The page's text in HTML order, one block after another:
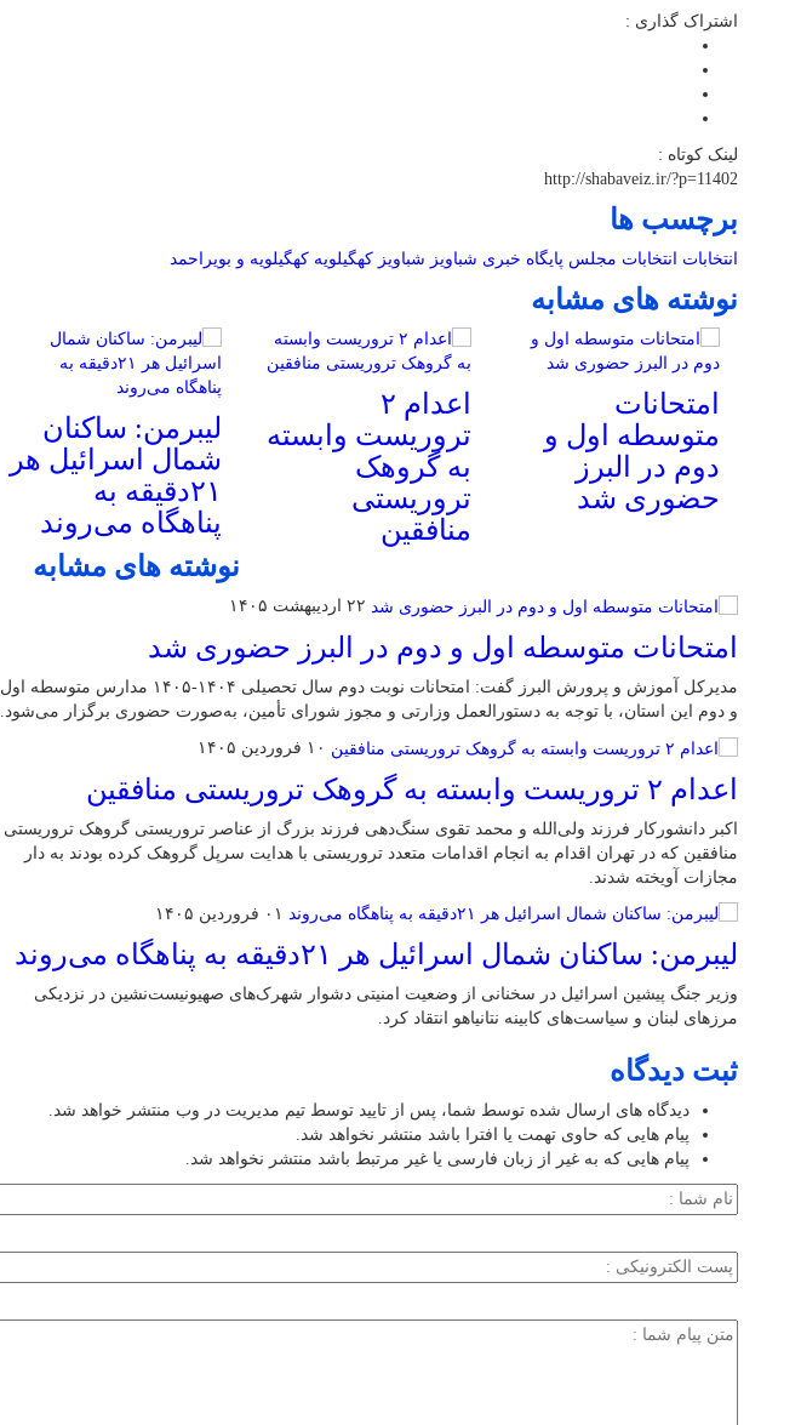
اشتراک گذاری :
لینک کوتاه :
http://shabaveiz.ir/?p=11402
برچسب ها
انتخابات انتخابات مجلس پایگاه خبری شباویز شباویز کهگیلویه کهگیلویه و بویراحمد
نوشته های مشابه
امتحانات
متوسطه اول و
دوم در البرز
حضوری شد
اعدام ۲
تروریست وابسته
به گروهک
تروریستی
منافقین
لیبرمن: ساکنان
شمال اسرائیل هر
۲۱دقیقه به
پناهگاه می‌روند
نوشته های مشابه
۲۲ اردیبهشت ۱۴۰۵
امتحانات متوسطه اول و دوم در البرز حضوری شد
مدیرکل آموزش و پرورش البرز گفت: امتحانات نوبت دوم سال تحصیلی ۱۴۰۴-۱۴۰۵ مدارس متوسطه اول
و دوم این استان، با توجه به دستورالعمل وزارتی و مجوز شورای تأمین، به‌صورت حضوری برگزار می‌شود.
۱۰ فروردین ۱۴۰۵
اعدام ۲ تروریست وابسته به گروهک تروریستی منافقین
اکبر دانشورکار فرزند ولی‌الله و محمد تقوی سنگ‌دهی فرزند بزرگ از عناصر تروریستی گروهک تروریستی
منافقین که در تهران اقدام به انجام اقدامات متعدد تروریستی با هدایت سرپل گروهک کرده بودند به دار
مجازات آویخته شدند.
۰۱ فروردین ۱۴۰۵
لیبرمن: ساکنان شمال اسرائیل هر ۲۱دقیقه به پناهگاه می‌روند
وزیر جنگ پیشین اسرائیل در سخنانی از وضعیت امنیتی دشوار شهرک‌های صهیونیست‌نشین در نزدیکی
مرزهای لبنان و سیاست‌های کابینه نتانیاهو انتقاد کرد.
ثبت دیدگاه
دیدگاه های ارسال شده توسط شما، پس از تایید توسط تیم مدیریت در وب منتشر خواهد شد.
پیام هایی که حاوی تهمت یا افترا باشد منتشر نخواهد شد.
پیام هایی که به غیر از زبان فارسی یا غیر مرتبط باشد منتشر نخواهد شد.